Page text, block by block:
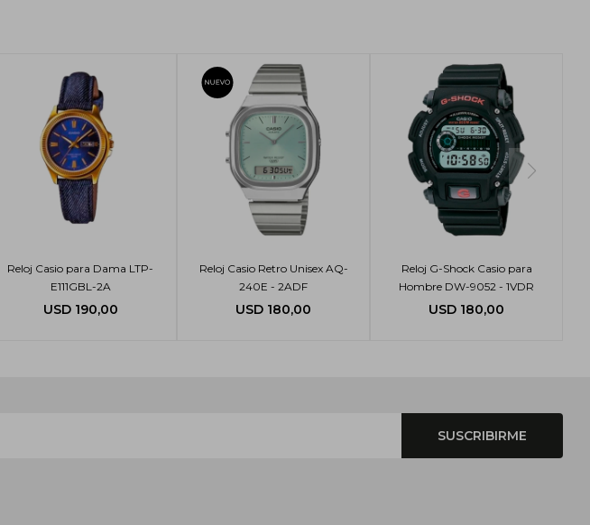
Reloj Casio para Dama LTP-
E111GBL-2A
USD 190,00
Reloj Casio Retro Unisex AQ-
240E - 2ADF
USD 180,00
Reloj G-Shock Casio para
Hombre DW-9052 - 1VDR
USD 180,00
SUSCRIBIRME